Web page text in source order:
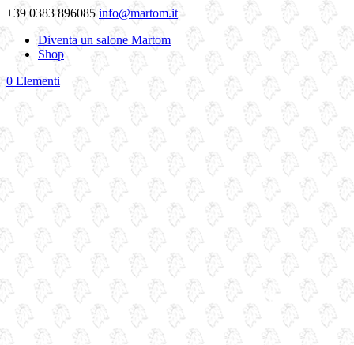
+39 0383 896085 info@martom.it
Diventa un salone Martom
Shop
0 Elementi